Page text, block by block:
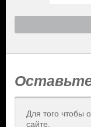
Для того чтобы
сайте.